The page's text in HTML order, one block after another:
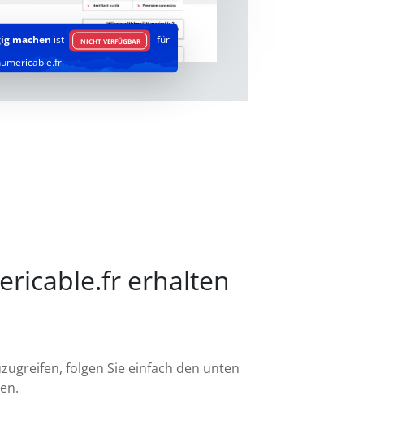
machen ist NICHT VERFÜGBAR
für
erhalten
folgen Sie einfach den unten